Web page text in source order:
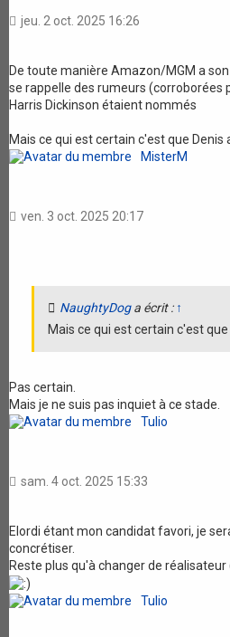
jeu. 2 oct. 2025 16:26
De toute manière Amazon/MGM a
se rappelle des rumeurs (corroborées
Harris Dickinson étaient nommés
Mais ce qui est certain c'est que
MisterM
ven. 3 oct. 2025 20:17
NaughtyDoga écrit : ↑
Mais ce qui est certain c'est
Pas certain.
Mais je ne suis pas inquiet à ce stade.
Tulio
sam. 4 oct. 2025 15:33
Elordi étant mon candidat favori, je
concrétiser.
Reste plus qu'à changer de
Tulio